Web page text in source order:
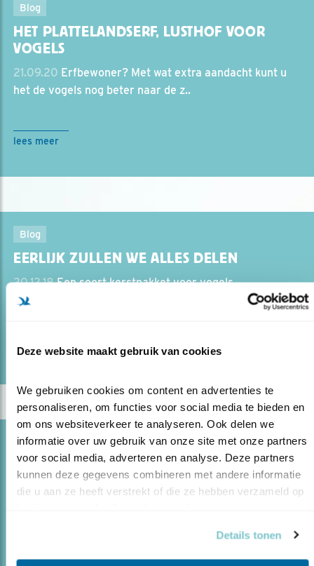
Deze website maakt gebruik van cookies
We gebruiken cookies om content en advertenties te
personaliseren, om functies voor social media te bieden en
om ons websiteverkeer te analyseren. Ook delen we
informatie over uw gebruik van onze site met onze partners
voor social media, adverteren en analyse. Deze partners
kunnen deze gegevens combineren met andere informatie
die u aan ze heeft verstrekt of die ze hebben verzameld op
Details tonen
Blog
HET PLATTELANDSERF, LUSTHOF VOOR
VOGELS
21.09.20 Erfbewoner? Met wat extra aandacht kunt u
het de vogels nog beter naar de z..
lees meer
Blog
EERLIJK ZULLEN WE ALLES DELEN
20.12.18Een soort kerstpakket voor vogels.
Door Wil Leurs
Blog
GEK OP VRUCHTEN IN DE TUIN
13.09.16Vogels in de tuin zijn op zoek naar eten en fruit
worden door veel vogels gezien als een cade..